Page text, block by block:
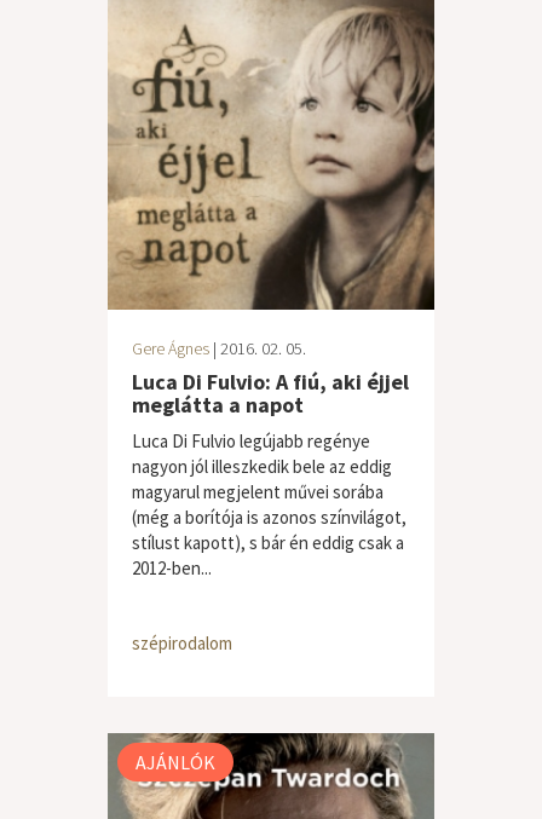
Gere Ágnes | 2016. 02. 05.
Luca Di Fulvio: A fiú, aki éjjel
meglátta a napot
Luca Di Fulvio legújabb regénye
nagyon jól illeszkedik bele az eddig
magyarul megjelent művei sorába
(még a borítója is azonos színvilágot,
stílust kapott), s bár én eddig csak a
2012-ben...
szépirodalom
AJÁNLÓK